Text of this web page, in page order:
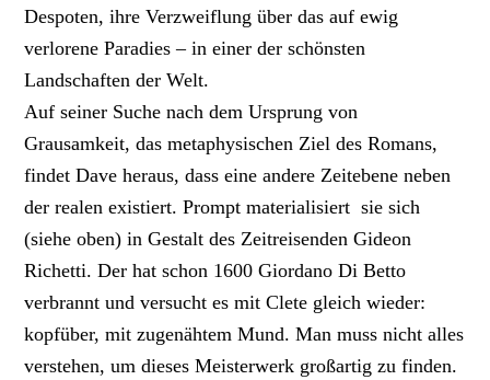
Despoten, ihre Verzweiflung über das auf ewig
verlorene Paradies – in einer der schönsten
Landschaften der Welt.
Auf seiner Suche nach dem Ursprung von
Grausamkeit, das metaphysischen Ziel des Romans,
findet Dave heraus, dass eine andere Zeitebene neben
der realen existiert. Prompt materialisiert sie sich
(siehe oben) in Gestalt des Zeitreisenden Gideon
Richetti. Der hat schon 1600 Giordano Di Betto
verbrannt und versucht es mit Clete gleich wieder:
kopfüber, mit zugenähtem Mund. Man muss nicht alles
verstehen, um dieses Meisterwerk großartig zu finden.